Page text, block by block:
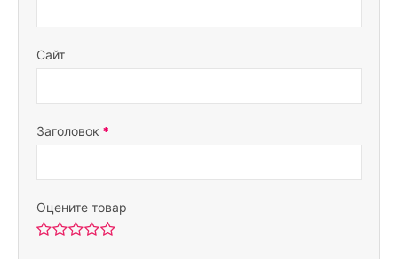
Сайт
Заголовок
Оцените товар